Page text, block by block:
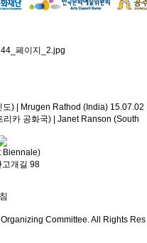
도) | Mrugen Rathod (India) 15.07.02
리카 공화국) | Janet Ranson (South
Biennale)
고개길 98
Committee. All Rights Res